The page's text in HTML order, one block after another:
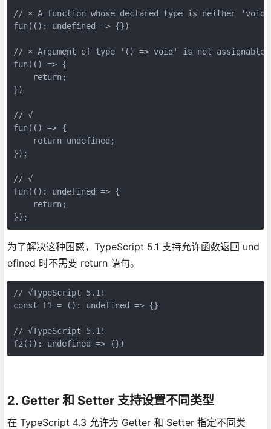
// × A function whose declared type is neither
fun((): undefined => {})
// × Argument of type '() => void' is not assignable
fun(() => {
    return;
})
// √
fun(() => {
    return undefined;
});
// √
fun((): undefined => {
    return;
});
为了解决这种困惑，TypeScript 5.1 支持允许函数返回 und
efined 时不需要 return 语句。
// √TypeScript 5.1!
const f1 = (): undefined => {}
// √TypeScript 5.1!
f2((): undefined => {})
2. Getter 和 Setter 支持设置不同类型
在 TypeScript 4.3 允许为 Getter 和 Setter 指定不同类